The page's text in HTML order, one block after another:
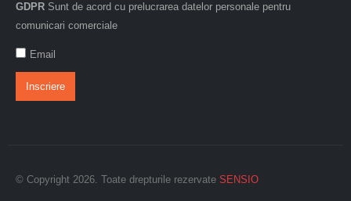
GDPR Sunt de acord cu prelucrarea datelor personale pentru
comunicari comerciale
Email
© Copyright 2026. Toate drepturile rezervate SENSIO